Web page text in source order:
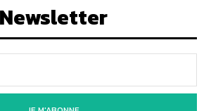
Newsletter